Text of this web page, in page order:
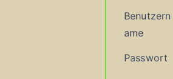
Benutzern
ame
Passwort